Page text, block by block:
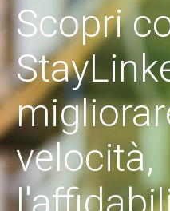
Scopri
velocità,